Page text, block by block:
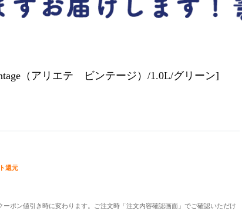
（アリエテ ビンテージ）/1.0L/グリーン]
還元
ポン値引き時に変わります。ご注文時「注文内容確認画面」でご確認いただけ